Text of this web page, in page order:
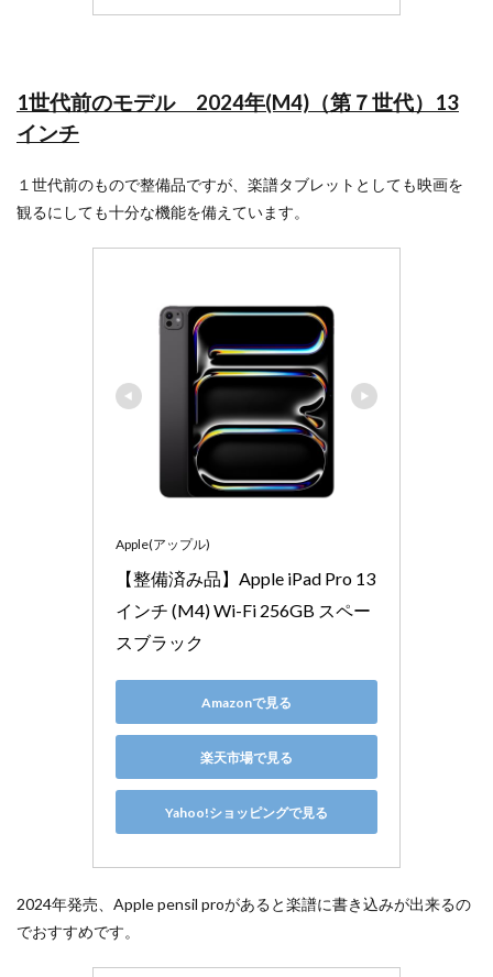
1世代前のモデル 2024年(M4)（第７世代）13
インチ
１世代前のもので整備品ですが、楽譜タブレットとしても映画を
観るにしても十分な機能を備えています。
Apple(アップル)
【整備済み品】Apple iPad Pro 13
インチ (M4) Wi-Fi 256GB スペー
スブラック
Amazonで見る
楽天市場で見る
Yahoo!ショッピングで見る
2024年発売、Apple pensil proがあると楽譜に書き込みが出来るの
でおすすめです。